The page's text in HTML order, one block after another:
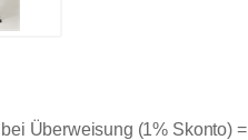
Überweisung (1% Skonto) =